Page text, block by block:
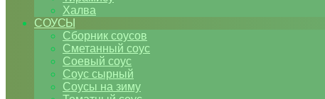
Халва
СОУСЫ
Сборник соусов
Сметанный соус
Соевый соус
Соус сырный
Соусы на зиму